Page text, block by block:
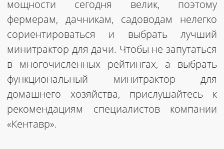
мощности сегодня велик, поэтому
фермерам, дачникам, садоводам нелегко
сориентироваться и выбрать лучший
минитрактор для дачи. Чтобы не запутаться
в многочисленных рейтингах, а выбрать
функциональный минитрактор для
домашнего хозяйства, прислушайтесь к
рекомендациям специалистов компании
«Кентавр».